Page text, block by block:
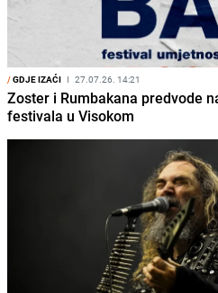
/GDJE IZAĆI I 27.07.26. 14:21
Zoster i Rumbakana predvode
festivala u Visokom